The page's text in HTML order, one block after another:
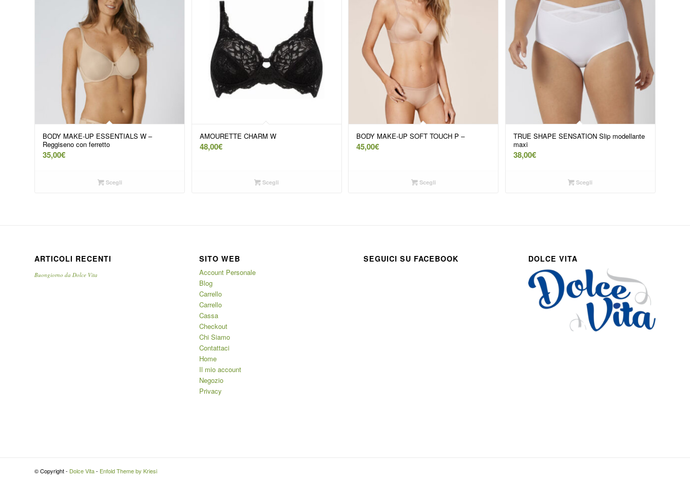
BODY MAKE-UP ESSENTIALS W –
Reggiseno con ferretto
35,00€
Scegli
AMOURETTE CHARM W
48,00€
Scegli
BODY MAKE-UP SOFT TOUCH P –
45,00€
Scegli
TRUE SHAPE SENSATION Slip modellante
maxi
38,00€
Scegli
ARTICOLI RECENTI
Buongiorno da Dolce Vita
SITO WEB
Account Personale
Blog
Carrello
Carrello
Cassa
Checkout
Chi Siamo
Contattaci
Home
Il mio account
Negozio
Privacy
SEGUICI SU FACEBOOK DOLCE VITA
© Copyright - Dolce Vita- Enfold Theme by Kriesi